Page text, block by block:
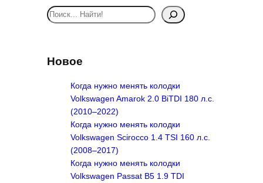
S
e
c
Новое
Когда нужно менять колодки
Volkswagen Amarok 2.0 BiTDI 180 л.с.
(2010–2022)
Когда нужно менять колодки
Volkswagen Scirocco 1.4 TSI 160 л.с.
(2008–2017)
Когда нужно менять колодки
Volkswagen Passat B5 1.9 TDI